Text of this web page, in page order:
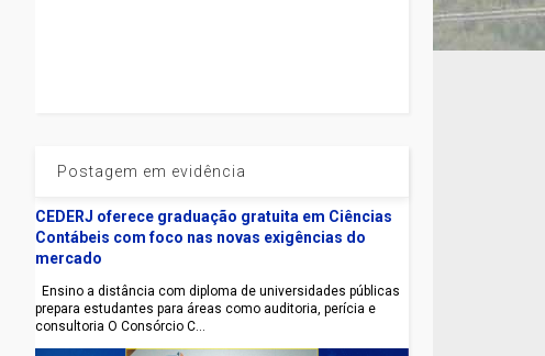
Postagem em evidência
CEDERJ oferece graduação gratuita em Ciências
Contábeis com foco nas novas exigências do
mercado
Ensino a distância com diploma de universidades públicas
prepara estudantes para áreas como auditoria, perícia e
consultoria O Consórcio C...